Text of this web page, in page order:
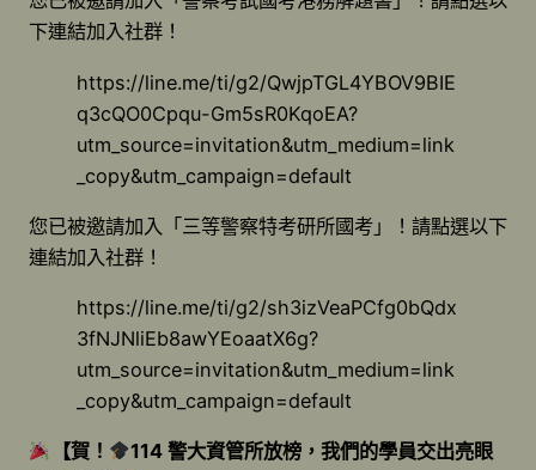
下連結加入社群！
https://line.me/ti/g2/QwjpTGL4YBOV9BIE
q3cQO0Cpqu-Gm5sR0KqoEA?
utm_source=invitation&utm_medium=link
_copy&utm_campaign=default
您已被邀請加入「三等警察特考研所國考」！請點選以下
連結加入社群！
https://line.me/ti/g2/sh3izVeaPCfg0bQdx
3fNJNliEb8awYEoaatX6g?
utm_source=invitation&utm_medium=link
_copy&utm_campaign=default
【賀！
114 警大資管所放榜，我們的學員交出亮眼